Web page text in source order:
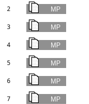
2
3
4
5
6
7